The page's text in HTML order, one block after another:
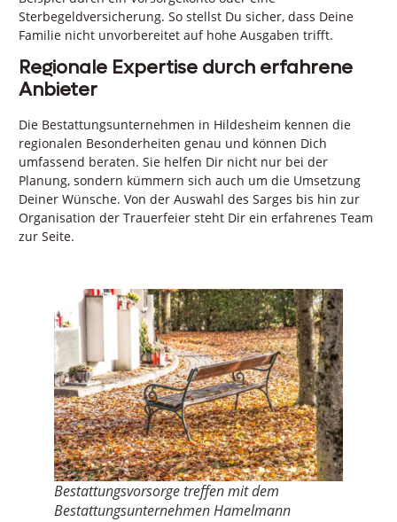
Sterbegeldversicherung. So stellst Du sicher, dass Deine
Familie nicht unvorbereitet auf hohe Ausgaben trifft.
Regionale Expertise durch erfahrene
Anbieter
Die Bestattungsunternehmen in Hildesheim kennen die
regionalen Besonderheiten genau und können Dich
umfassend beraten. Sie helfen Dir nicht nur bei der
Planung, sondern kümmern sich auch um die Umsetzung
Deiner Wünsche. Von der Auswahl des Sarges bis hin zur
Organisation der Trauerfeier steht Dir ein erfahrenes Team
zur Seite.
Bestattungsvorsorge treffen mit dem
Bestattungsunternehmen Hamelmann